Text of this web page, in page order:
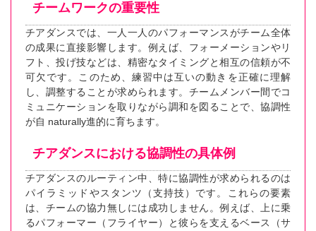
チームワークの重要性
チアダンスでは、一人一人のパフォーマンスがチーム全体
の成果に直接影響します。例えば、フォーメーションやリ
フト、投げ技などは、精密なタイミングと相互の信頼が不
可欠です。このため、練習中は互いの動きを正確に理解
し、調整することが求められます。チームメンバー間でコ
ミュニケーションを取りながら調和を図ることで、協調性
が自 naturally進的に育ちます。
チアダンスにおける協調性の具体例
チアダンスのルーティン中、特に協調性が求められるのは
パイラミッドやスタンツ（支持技）です。これらの要素
は、チームの協力無しには成功しません。例えば、上に乗
るパフォーマー（フライヤー）と彼らを支えるベース（サ